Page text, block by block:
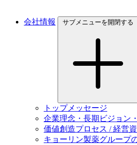
会社情報 サブメニューを開閉する
トップメッセージ
企業理念・長期ビジョン
価値創造プロセス / 経営
キョーリン製薬グループ